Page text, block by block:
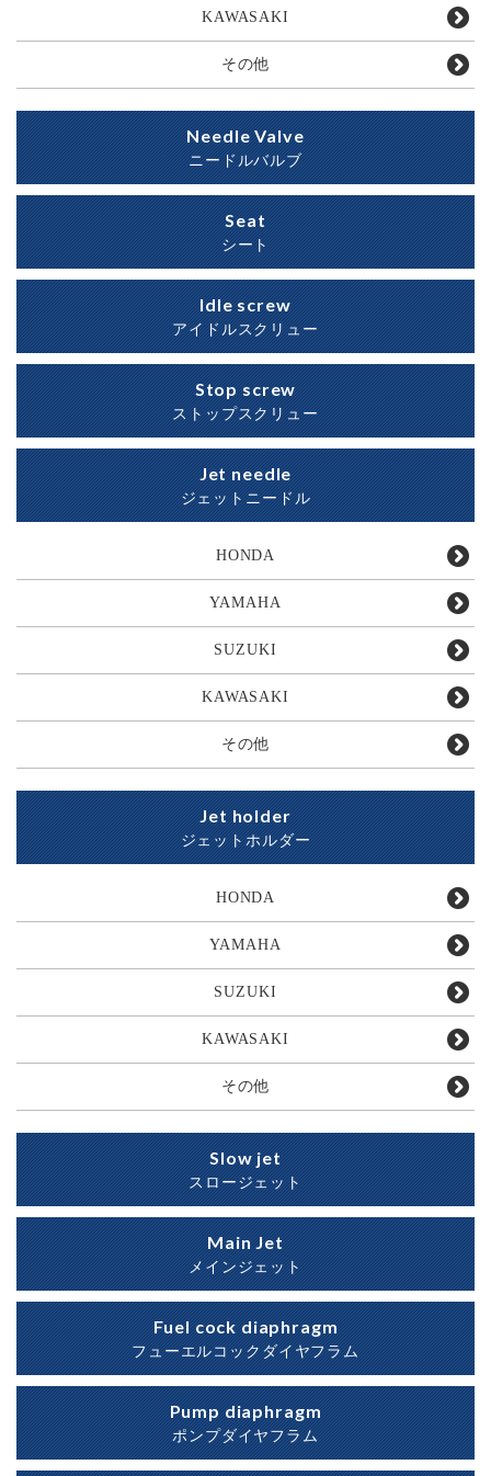
KAWASAKI
その他
Needle Valve
ニードルバルブ
Seat
シート
Idle screw
アイドルスクリュー
Stop screw
ストップスクリュー
Jet needle
ジェットニードル
HONDA
YAMAHA
SUZUKI
KAWASAKI
その他
Jet holder
ジェットホルダー
HONDA
YAMAHA
SUZUKI
KAWASAKI
その他
Slow jet
スロージェット
Main Jet
メインジェット
Fuel cock diaphragm
フューエルコックダイヤフラム
Pump diaphragm
ポンプダイヤフラム